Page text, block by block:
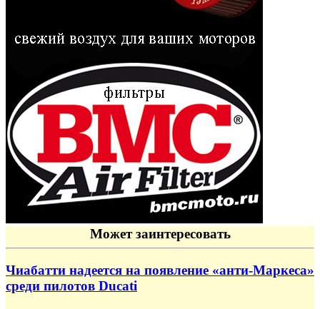
Может заинтересовать
Чиабатти надеется на появление «анти-Маркеса»
среди пилотов Ducati